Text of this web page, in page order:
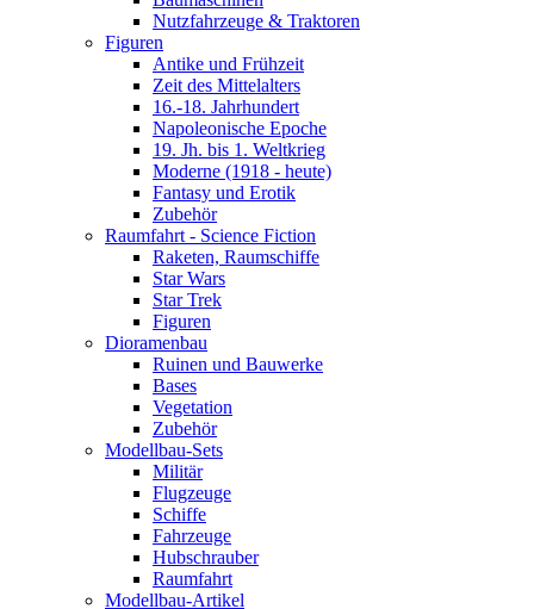
Nutzfahrzeuge & Traktoren
Figuren
Antike und Frühzeit
Zeit des Mittelalters
16.-18. Jahrhundert
Napoleonische Epoche
19. Jh. bis 1. Weltkrieg
Moderne (1918 - heute)
Fantasy und Erotik
Zubehör
Raumfahrt - Science Fiction
Raketen, Raumschiffe
Star Wars
Star Trek
Figuren
Dioramenbau
Ruinen und Bauwerke
Bases
Vegetation
Zubehör
Modellbau-Sets
Militär
Flugzeuge
Schiffe
Fahrzeuge
Hubschrauber
Raumfahrt
Modellbau-Artikel